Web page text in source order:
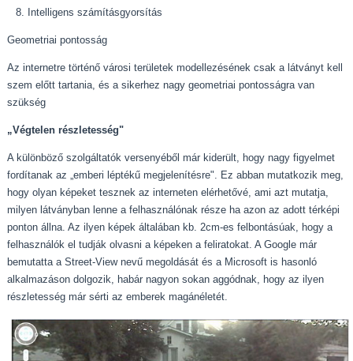
Intelligens számításgyorsítás
Geometriai pontosság
Az internetre történő városi területek modellezésének csak a látványt kell
szem előtt tartania, és a sikerhez nagy geometriai pontosságra van
szükség
„Végtelen részletesség"
A különböző szolgáltatók versenyéből már kiderült, hogy nagy figyelmet
fordítanak az „emberi léptékű megjelenítésre". Ez abban mutatkozik meg,
hogy olyan képeket tesznek az interneten elérhetővé, ami azt mutatja,
milyen látványban lenne a felhasználónak része ha azon az adott térképi
ponton állna. Az ilyen képek általában kb. 2cm-es felbontásúak, hogy a
felhasználók el tudják olvasni a képeken a feliratokat. A Google már
bemutatta a Street-View nevű megoldását és a Microsoft is hasonló
alkalmazáson dolgozik, habár nagyon sokan aggódnak, hogy az ilyen
részletesség már sérti az emberek magánéletét.